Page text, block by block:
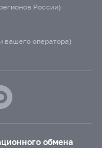
России)
вашего оператора)
обмена